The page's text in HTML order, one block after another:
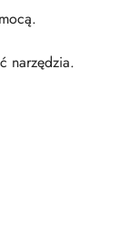
narzędzia.